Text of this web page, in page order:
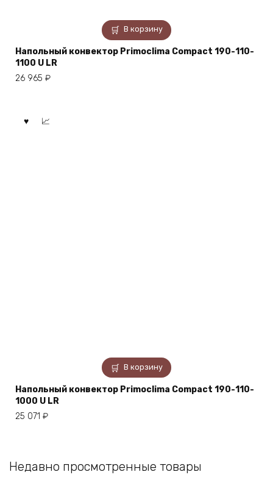
В корзину
Напольный конвектор Primoclima Compact 190-110-
1100 U LR
26 965 ₽
В корзину
Напольный конвектор Primoclima Compact 190-110-
1000 U LR
25 071 ₽
Недавно просмотренные товары